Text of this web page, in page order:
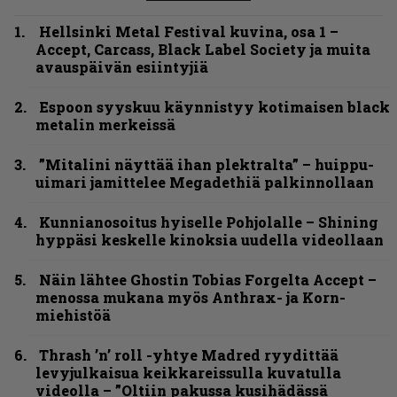
Hellsinki Metal Festival kuvina, osa 1 –
Accept, Carcass, Black Label Society ja muita
avauspäivän esiintyjiä
Espoon syyskuu käynnistyy kotimaisen black
metalin merkeissä
”Mitalini näyttää ihan plektralta” – huippu-
uimari jamittelee Megadethiä palkinnollaan
Kunnianosoitus hyiselle Pohjolalle – Shining
hyppäsi keskelle kinoksia uudella videollaan
Näin lähtee Ghostin Tobias Forgelta Accept –
menossa mukana myös Anthrax- ja Korn-
miehistöä
Thrash ’n’ roll -yhtye Madred ryydittää
levyjulkaisua keikkareissulla kuvatulla
videolla – ”Oltiin pakussa kusihädässä